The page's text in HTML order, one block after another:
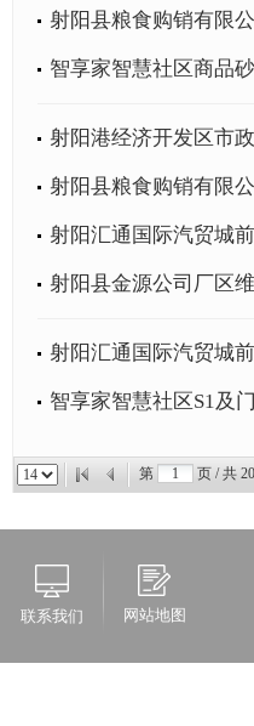
射阳县粮食购销有限
智享家智慧社区商品
射阳港经济开发区市
射阳县粮食购销有限
射阳汇通国际汽贸城
射阳县金源公司厂区
射阳汇通国际汽贸城
智享家智慧社区S1及
第 页 / 共 20
联系我们 网站地图